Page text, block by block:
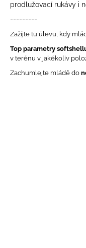
prodlužovací rukávy i
---------
Zažijte tu úlevu, kdy
Top parametry
v terénu v jakékoliv
Zachumlejte mládě do